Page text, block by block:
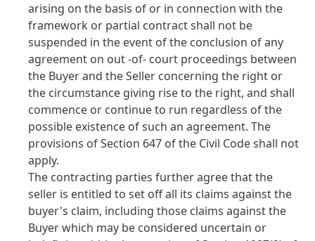
arising on the basis of or in connection with the
framework or partial contract shall not be
suspended in the event of the conclusion of any
agreement on out -of- court proceedings between
the Buyer and the Seller concerning the right or
the circumstance giving rise to the right, and shall
commence or continue to run regardless of the
possible existence of such an agreement. The
provisions of Section 647 of the Civil Code shall not
apply.
The contracting parties further agree that the
seller is entitled to set off all its claims against the
buyer's claim, including those claims against the
Buyer which may be considered uncertain or